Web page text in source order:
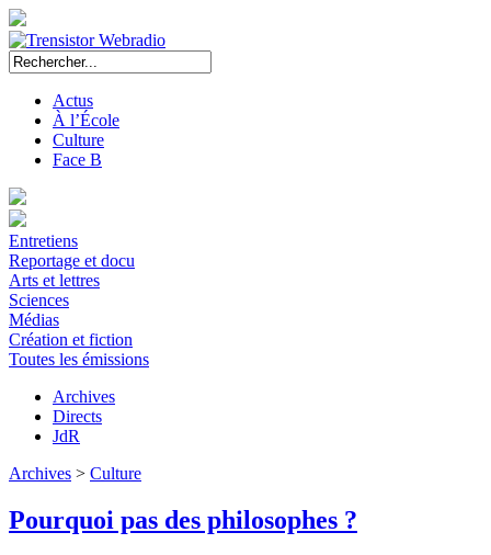
Actus
À l’École
Culture
Face B
Entretiens
Reportage et docu
Arts et lettres
Sciences
Médias
Création et fiction
Toutes les émissions
Archives
Directs
JdR
Archives > Culture
Pourquoi pas des philosophes ?